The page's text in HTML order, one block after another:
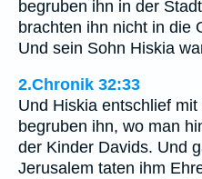
begruben ihn in der
brachten ihn nicht in die
Und sein Sohn Hiskia
2.Chronik 32:33
Und Hiskia entschlief
begruben ihn, wo man
der Kinder Davids. Und
Jerusalem taten ihm